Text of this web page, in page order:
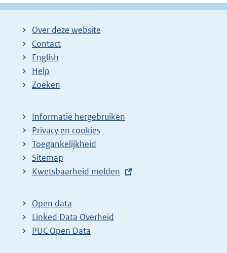
Over deze website
Contact
English
Help
Zoeken
Informatie hergebruiken
Privacy en cookies
Toegankelijkheid
Sitemap
E
t
e
r
Kwetsbaarheid melden
Open data
Linked Data Overheid
PUC Open Data